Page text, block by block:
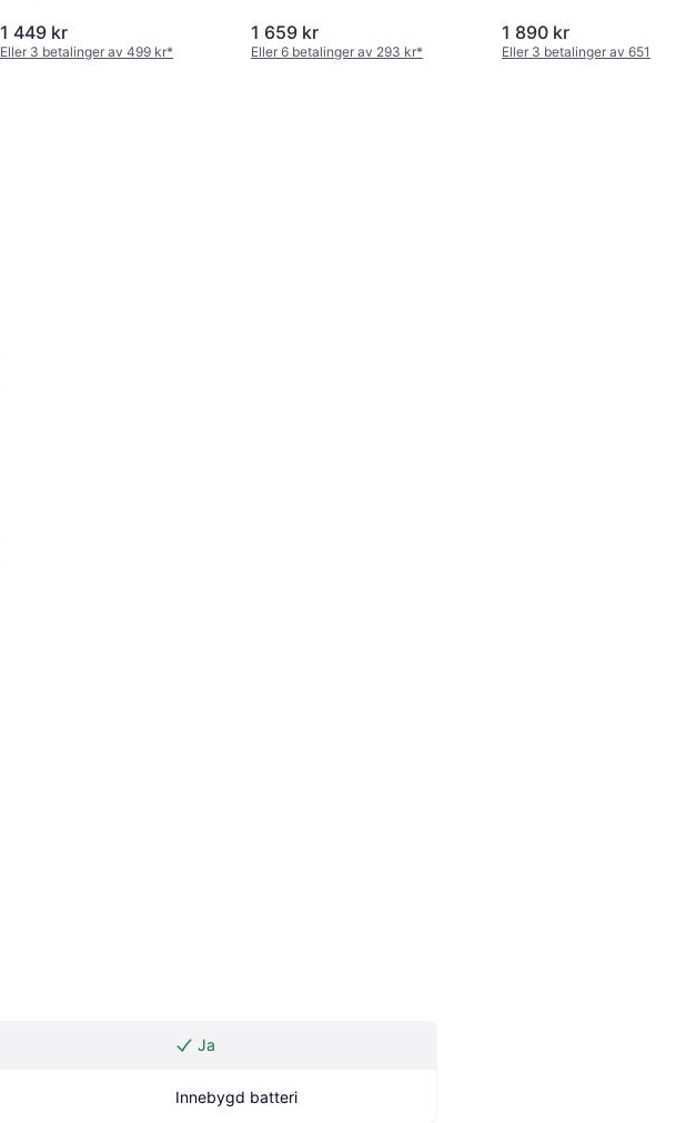
1 449 kr
Eller 3 betalinger av 499 kr*
1 659 kr
Eller 6 betalinger av 293 kr*
1 890 kr
Eller 3 betalinger av 651 kr
Ja
Innebygd batteri